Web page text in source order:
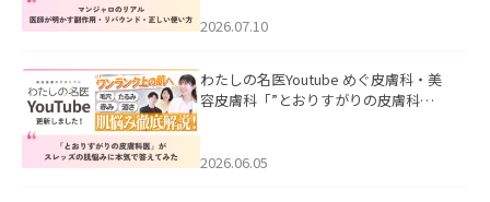
た。
2026.07.10
わたしの名医Youtube めぐ皮膚科・美
容皮膚科「”とおりすがりの皮膚科
2026.06.05